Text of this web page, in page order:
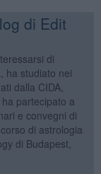
di Edit
di
ha studiato nei
dalla CIDA,
partecipato a
e convegni di
di astrologia
di Budapest,